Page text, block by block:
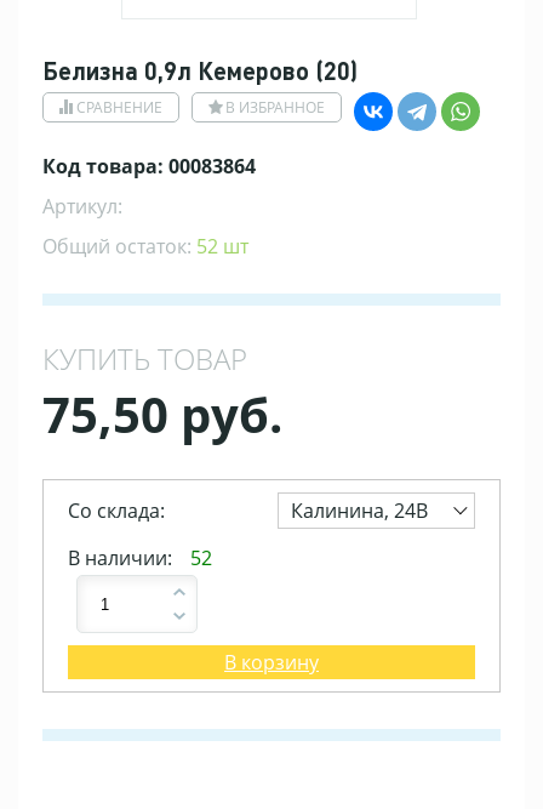
Белизна 0,9л Кемерово (20)
СРАВНЕНИЕ В ИЗБРАННОЕ
Код товара: 00083864
Артикул:
Общий остаток: 52 шт
КУПИТЬ ТОВАР
75,50 руб.
Со склада:
Калинина, 24В
В наличии:
52
В корзину